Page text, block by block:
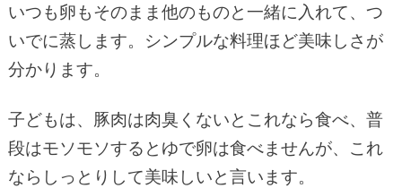
いつも卵もそのまま他のものと一緒に入れて、つ
いでに蒸します。シンプルな料理ほど美味しさが
分かります。
子どもは、豚肉は肉臭くないとこれなら食べ、普
段はモソモソするとゆで卵は食べませんが、これ
ならしっとりして美味しいと言います。